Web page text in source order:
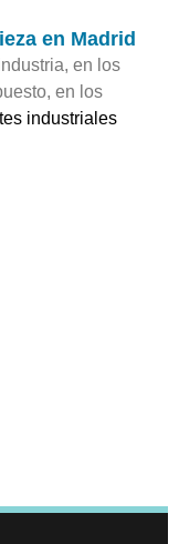
en Madrid
en los
en los
industriales